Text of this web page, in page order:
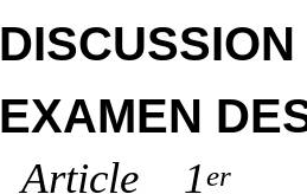
EXAMEN
Article 1er